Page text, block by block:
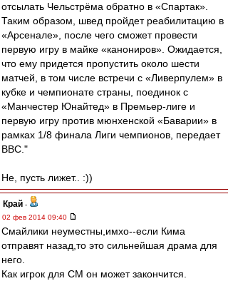
отсылать Чельстрёма обратно в «Спартак».
Таким образом, швед пройдет реабилитацию в
«Арсенале», после чего сможет провести
первую игру в майке «канониров». Ожидается,
что ему придется пропустить около шести
матчей, в том числе встречи с «Ливерпулем» в
кубке и чемпионате страны, поединок с
«Манчестер Юнайтед» в Премьер-лиге и
первую игру против мюнхенской «Баварии» в
рамках 1/8 финала Лиги чемпионов, передает
ВВС."
Не, пусть лижет.. :))
Край -
02 фев 2014 09:40
Смайлики неуместны,имхо--если Кима
отправят назад,то это сильнейшая драма для
него.
Как игрок для СМ он может закончится.